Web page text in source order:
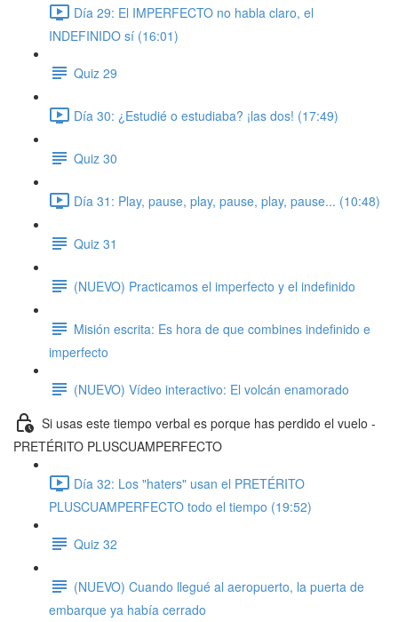
Día 29: El IMPERFECTO no habla claro, el
INDEFINIDO sí (16:01)
Quiz 29
Día 30: ¿Estudié o estudiaba? ¡las dos! (17:49)
Quiz 30
Día 31: Play, pause, play, pause, play, pause... (10:48)
Quiz 31
(NUEVO) Practicamos el imperfecto y el indefinido
Misión escrita: Es hora de que combines indefinido e
imperfecto
(NUEVO) Vídeo interactivo: El volcán enamorado
Si usas este tiempo verbal es porque has perdido el vuelo -
PRETÉRITO PLUSCUAMPERFECTO
Día 32: Los "haters" usan el PRETÉRITO
PLUSCUAMPERFECTO todo el tiempo (19:52)
Quiz 32
(NUEVO) Cuando llegué al aeropuerto, la puerta de
embarque ya había cerrado